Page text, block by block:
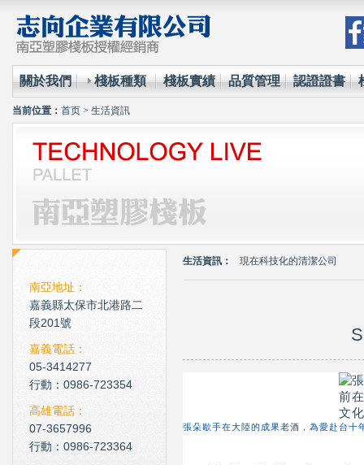
關於我們 棧板種類 棧板實績 品質管理 認證證書
当前位置： 首页 > 生活資訊
南亞地址：
嘉義縣太保市北港路二
段201號
嘉義電話：
05-3414277
行動：0986-723354
高雄電話：
07-3657996
行動：0986-723364
生活資訊： 現在科技化的清潔公司
環保材質的使用已經成為全
台塑王永慶的傳奇一生與典
心肌梗塞拍打手肘傳言是假
張朵歇手在大陸的成果老酒 ，為愛赴台